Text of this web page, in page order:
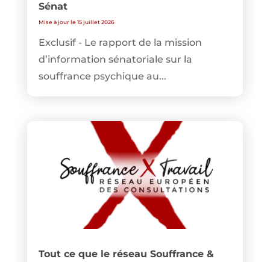
Sénat
Mise à jour le 15 juillet 2026
Exclusif - Le rapport de la mission
d’information sénatoriale sur la
souffrance psychique au...
Tout ce que le réseau Souffrance &